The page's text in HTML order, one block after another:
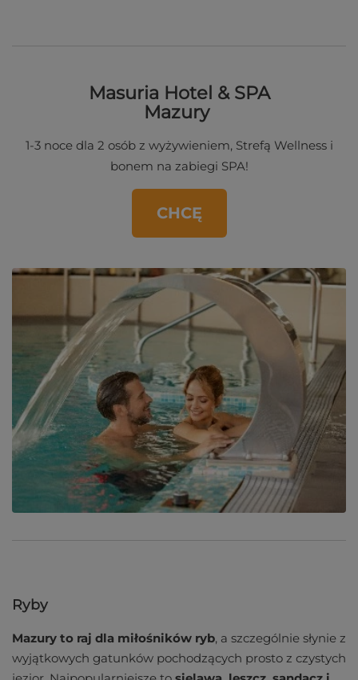
Masuria Hotel & SPA
Mazury
1-3 noce dla 2 osób z wyżywieniem, Strefą Wellness i
bonem na zabiegi SPA!
CHCĘ
Ryby
Mazury to raj dla miłośników ryb, a szczególnie słynie z
wyjątkowych gatunków pochodzących prosto z czystych